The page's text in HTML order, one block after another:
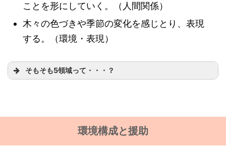
ことを形にしていく。（人間関係）
木々の色づきや季節の変化を感じとり、表現
する。（環境・表現）
そもそも5領域って・・・？
環境構成と援助